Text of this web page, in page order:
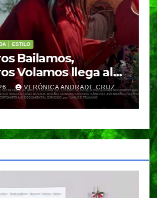
│ ESTILO
Bailamos,
Volamos llega al
VERÓNICA ANDRADE CRUZ